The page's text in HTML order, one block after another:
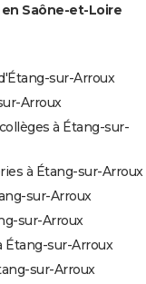
Saône-et-Loire
sur-Arroux
Arroux
à Étang-sur-
à Étang-sur-Arroux
sur-Arroux
sur-Arroux
sur-Arroux
sur-Arroux